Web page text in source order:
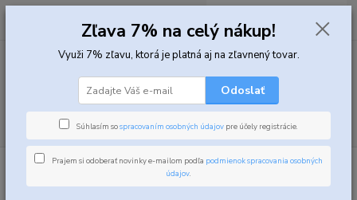
Hľadať
0,00 EUR
Spalovače tukov CLA
Zľava 7% na celý nákup!
Využi 7% zľavu, ktorá je platná aj na zľavnený tovar.
Odoslať
Súhlasím sospracovaním osobných údajov pre účely registrácie.
Prajem si odoberať novinky e-mailom podľa podmienok spracovania osobných
údajov.